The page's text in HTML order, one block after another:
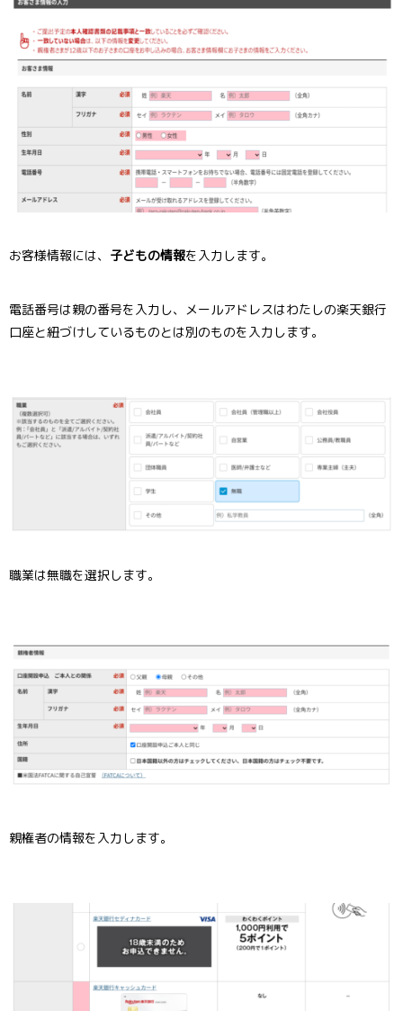
お客様情報には、 子どもの情報を入力します。
電話番号は親の番号を入力し、メールアドレスはわたしの楽天銀行
口座と紐づけしているものとは別のものを入力します。
職業は無職を選択します。
親権者の情報を入力します。